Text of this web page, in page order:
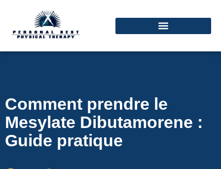
Comment prendre le
Mesylate Dibutamorene :
Guide pratique